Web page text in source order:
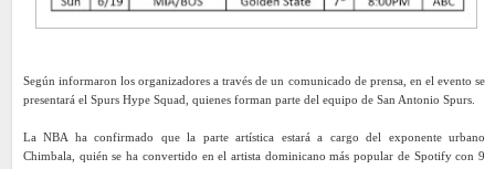
Según informaron los organizadores a través de un comunicado de prensa, en el evento se
presentará el Spurs Hype Squad, quienes forman parte del equipo de San Antonio Spurs.
La NBA ha confirmado que la parte artística estará a cargo del exponente urbano
Chimbala, quién se ha convertido en el artista dominicano más popular de Spotify con 9